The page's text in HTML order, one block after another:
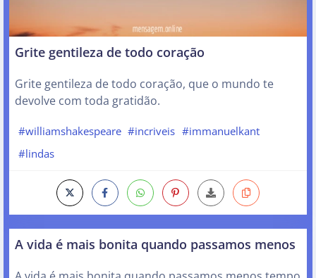
Grite gentileza de todo coração
Grite gentileza de todo coração, que o mundo te
devolve com toda gratidão.
#williamshakespeare #incriveis #immanuelkant
#lindas
A vida é mais bonita quando passamos menos